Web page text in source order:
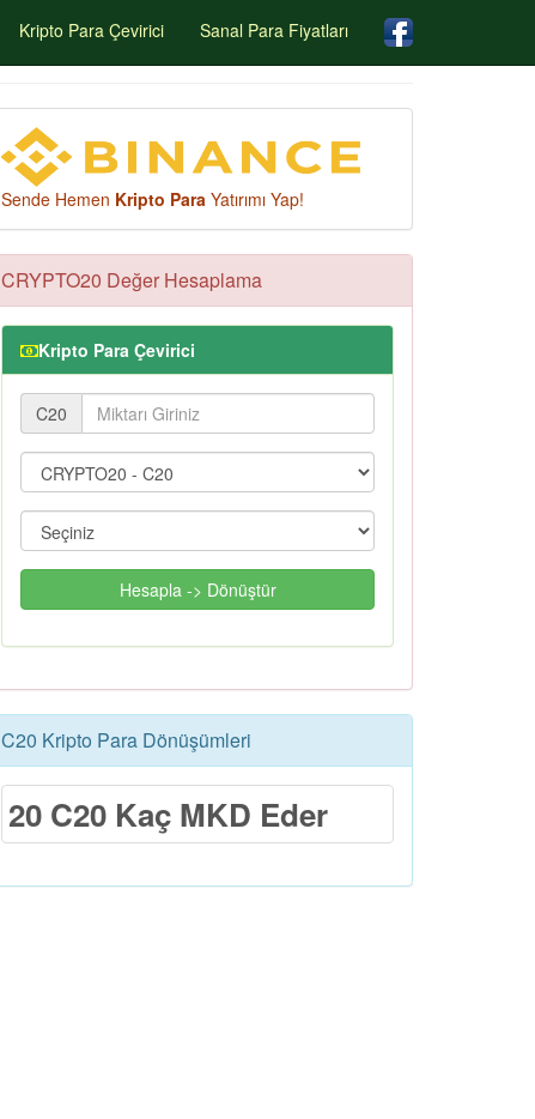
Kripto Para Çevirici Sanal Para Fiyatları
Sende Hemen Kripto Para Yatırımı Yap!
CRYPTO20 Değer Hesaplama
Kripto Para Çevirici
C20
Hesapla -> Dönüştür
C20 Kripto Para Dönüşümleri
20 C20 Kaç MKD Eder